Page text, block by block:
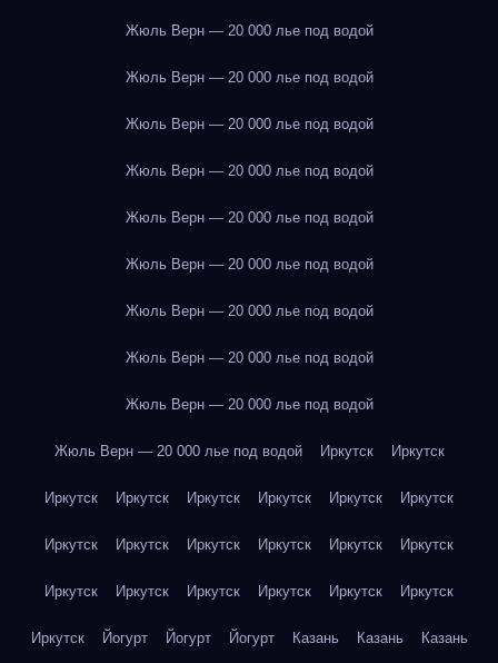
Жюль Верн — 20 000 лье под водой
Жюль Верн — 20 000 лье под водой
Жюль Верн — 20 000 лье под водой
Жюль Верн — 20 000 лье под водой
Жюль Верн — 20 000 лье под водой
Жюль Верн — 20 000 лье под водой
Жюль Верн — 20 000 лье под водой
Жюль Верн — 20 000 лье под водой
Жюль Верн — 20 000 лье под водой
Жюль Верн — 20 000 лье под водой Иркутск Иркутск
Иркутск Иркутск Иркутск Иркутск Иркутск Иркутск
Иркутск Иркутск Иркутск Иркутск Иркутск Иркутск
Иркутск Иркутск Иркутск Иркутск Иркутск Иркутск
Иркутск Йогурт Йогурт Йогурт Казань Казань Казань